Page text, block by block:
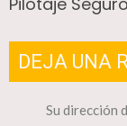
DEJA UNA
Su dirección